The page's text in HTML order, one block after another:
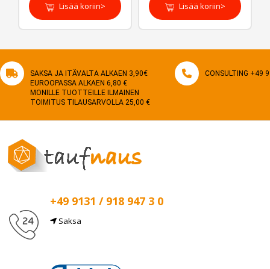
Lisää koriin> Lisää koriin>
SAKSA JA ITÄVALTA ALKAEN 3,90€
EUROOPASSA ALKAEN 6,80 €
MONILLE TUOTTEILLE ILMAINEN
TOIMITUS TILAUSARVOLLA 25,00 €
CONSULTING +49
+49 9131 / 918 947 3 0
Saksa